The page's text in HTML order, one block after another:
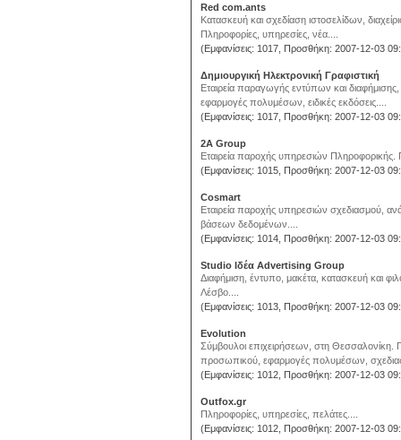
Red com.ants
Κατασκευή και σχεδίαση ιστοσελίδων,
Πληροφορίες, υπηρεσίες, νέα....
(Εμφανίσεις: 1017, Προσθήκη: 2007-12-03
Δημιουργική Ηλεκτρονική Γραφιστική
Εταιρεία παραγωγής εντύπων και
εφαρμογές πολυμέσων, ειδικές εκδόσεις....
(Εμφανίσεις: 1017, Προσθήκη: 2007-12-03
2A Group
Εταιρεία παροχής υπηρεσιών Πληροφορικής.
(Εμφανίσεις: 1015, Προσθήκη: 2007-12-03
Cosmart
Εταιρεία παροχής υπηρεσιών σχεδιασμού,
βάσεων δεδομένων....
(Εμφανίσεις: 1014, Προσθήκη: 2007-12-03
Studio Ιδέα Advertising Group
Διαφήμιση, έντυπο, μακέτα, κατασκευή και
Λέσβο....
(Εμφανίσεις: 1013, Προσθήκη: 2007-12-03
Evolution
Σύμβουλοι επιχειρήσεων, στη Θεσσαλονίκη.
προσωπικού, εφαρμογές πολυμέσων,
(Εμφανίσεις: 1012, Προσθήκη: 2007-12-03
Outfox.gr
Πληροφορίες, υπηρεσίες, πελάτες....
(Εμφανίσεις: 1012, Προσθήκη: 2007-12-03